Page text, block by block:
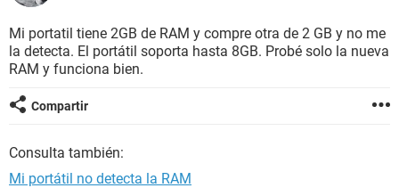
Mi portatil tiene 2GB de RAM y compre otra de 2 GB y no me
la detecta. El portátil soporta hasta 8GB. Probé solo la nueva
RAM y funciona bien.
Compartir
Consulta también:
Mi portátil no detecta la RAM